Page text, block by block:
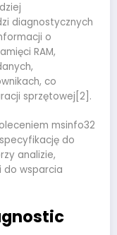
diagnostycznych
o
RAM,
co
sprzętowej[2].
msinfo32
do
analizie,
do wsparcia